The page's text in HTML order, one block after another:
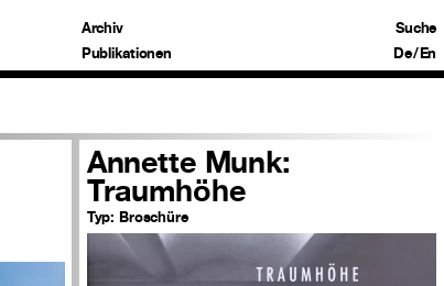
Archiv
Publikationen
Suche
De/En
Annette Munk:
Traumhöhe
Typ: Broschüre